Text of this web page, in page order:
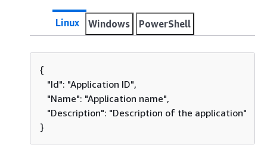
Linux Windows PowerShell
{
   "Id": "Application ID",
   "Name": "Application name",
   "Description": "Description of the application"
}